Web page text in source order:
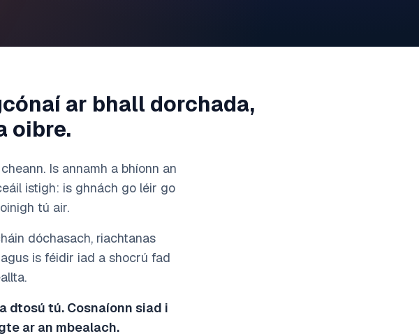
ar bhall dorchada,
oibre.
Is annamh a bhíonn an
istigh: is ghnách go léir go
tú air.
dóchasach, riachtanas
is féidir iad a shocrú fad
dtosú tú. Cosnaíonn siad i
ar an mbealach.